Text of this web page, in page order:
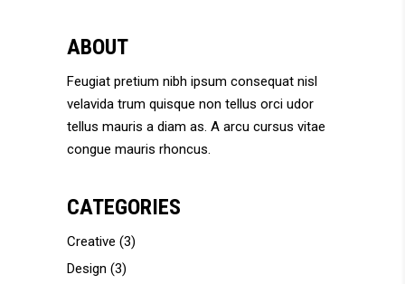
ABOUT
Feugiat pretium nibh ipsum consequat nisl
velavida trum quisque non tellus orci udor
tellus mauris a diam as. A arcu cursus vitae
congue mauris rhoncus.
CATEGORIES
Creative (3)
Design (3)